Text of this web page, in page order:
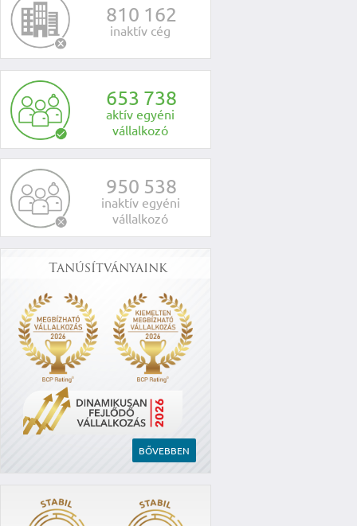
810 162
inaktív cég
653 738
aktív egyéni
vállalkozó
950 538
inaktív egyéni
vállalkozó
Tanúsítványaink
BŐVEBBEN